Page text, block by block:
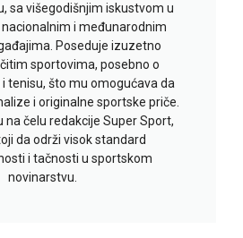
sa višegodišnjim iskustvom u
i međunarodnim
Poseduje izuzetno
sportovima, posebno o
tenisu, što mu omogućava da
i originalne sportske priče.
na čelu redakcije Super Sport,
da održi visok standard
i tačnosti u sportskom
novinarstvu.